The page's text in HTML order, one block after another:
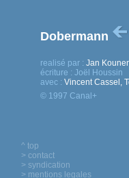
Dobermann
realisé par : Jan
écriture : Joël Houssin
avec : Vincent Cassel,
© 1997 Canal+
^ top
> contact
> syndication
> mentions legales